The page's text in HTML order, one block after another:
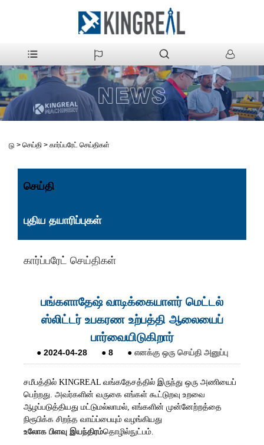
வீடு > செய்தி > கார்ப்பரேட் செய்திகள்
செய்தி
புதிய தயாரிப்புகள்
கார்ப்பரேட் செய்திகள்
பங்களாதேஷ் வாடிக்கையாளர் மெட்டல்
ஸ்லிட்டர் உபகரண உற்பத்தி ஆலையைப்
பார்வையிடுகிறார்
● 2024-04-28 ● 8 ● எனக்கு ஒரு செய்தி அனுப்பு
சமீபத்தில் KINGREAL வங்கதேசத்தில் இருந்து ஒரு அணியைப்
பெற்றது. அவர்களின் வருகை எங்கள் கூட்டுறவு உறவை
ஆழப்படுத்தியது மட்டுமல்லாமல், எங்களின் முன்னேற்றத்தை
நிரூபிக்க சிறந்த வாய்ப்பையும் வழங்கியது
உலோக பிளவு இயந்திரம்தொழில்நுட்பம்.